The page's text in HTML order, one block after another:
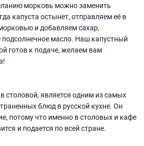
морковь можно заменить
капуста остынет, отправляем её в
и добавляем сахар,
масло. Наш капустный
готов к подаче, желаем вам
столовой, является одним из самых
блюд в русской кухне. Он
потому что именно в столовых и кафе
и подается по всей стране.